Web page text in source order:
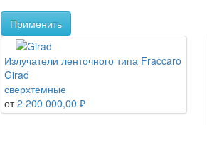
Применить
Излучатели ленточного типа Fraccaro
Girad
сверхтемные
от 2 200 000,00 ₽